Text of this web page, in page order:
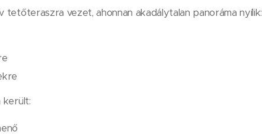
tetőteraszra vezet, ahonnan akadálytalan panoráma nyílik:
került: